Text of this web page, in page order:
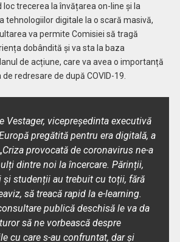
trecerea la învățarea on-line și la
tehnologiilor digitale la o scară masivă,
va permite Comisiei să tragă
dobândită și va sta la baza
de acțiune, care va avea o importanță
redresare de după COVID-19.
Vestager, vicepreședinta executivă
pregătită pentru era digitală, a
provocată de coronavirus ne-a
dintre noi la încercare. Părinții,
și studenții au trebuit cu toții, fără
să treacă rapid la e-learning.
publică deschisă le va da
să ne vorbească despre
cu care s-au confruntat, dar și